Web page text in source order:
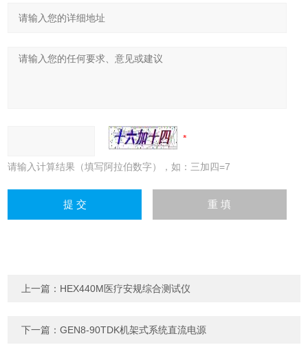
请输入计算结果（填写阿拉伯数字），如：三加四=7
上一篇： HEX440M医疗安规综合测试仪
下一篇：GEN8-90TDK机架式系统直流电源